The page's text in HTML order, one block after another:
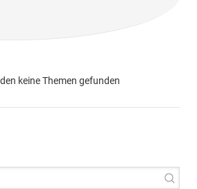
keine Themen gefunden